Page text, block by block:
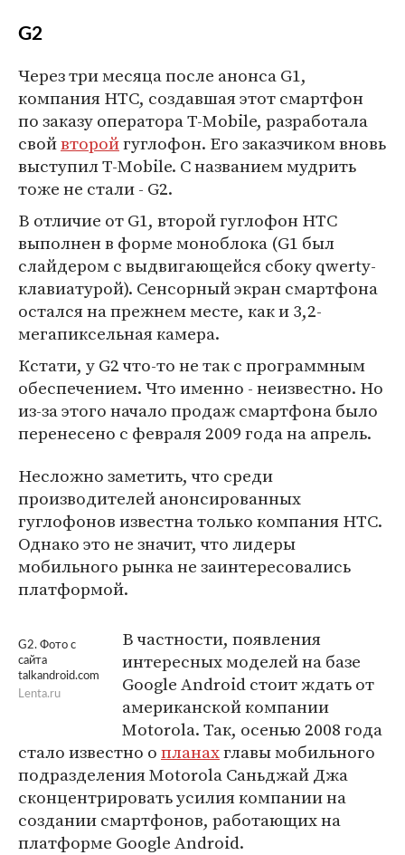
G2
Через три месяца после анонса G1,
компания HTC, создавшая этот смартфон
по заказу оператора T-Mobile, разработала
свойвторойгуглофон. Его заказчиком вновь
выступил T-Mobile. С названием мудрить
тоже не стали - G2.
В отличие от G1, второй гуглофон HTC
выполнен в форме моноблока (G1 был
слайдером с выдвигающейся сбоку qwerty-
клавиатурой). Сенсорный экран смартфона
остался на прежнем месте, как и 3,2-
мегапиксельная камера.
Кстати, у G2 что-то не так с программным
обеспечением. Что именно - неизвестно. Но
из-за этого начало продаж смартфона было
перенесено с февраля 2009 года на апрель.
Несложно заметить, что среди
производителей анонсированных
гуглофонов известна только компания HTC.
Однако это не значит, что лидеры
мобильного рынка не заинтересовались
платформой.
G2. Фото с
сайта
talkandroid.com
Lenta.ru
В частности, появления
интересных моделей на базе
Google Android стоит ждать от
американской компании
Motorola. Так, осенью 2008 года
стало известно опланахглавы мобильного
подразделения Motorola Саньджай Джа
сконцентрировать усилия компании на
создании смартфонов, работающих на
платформе Google Android.